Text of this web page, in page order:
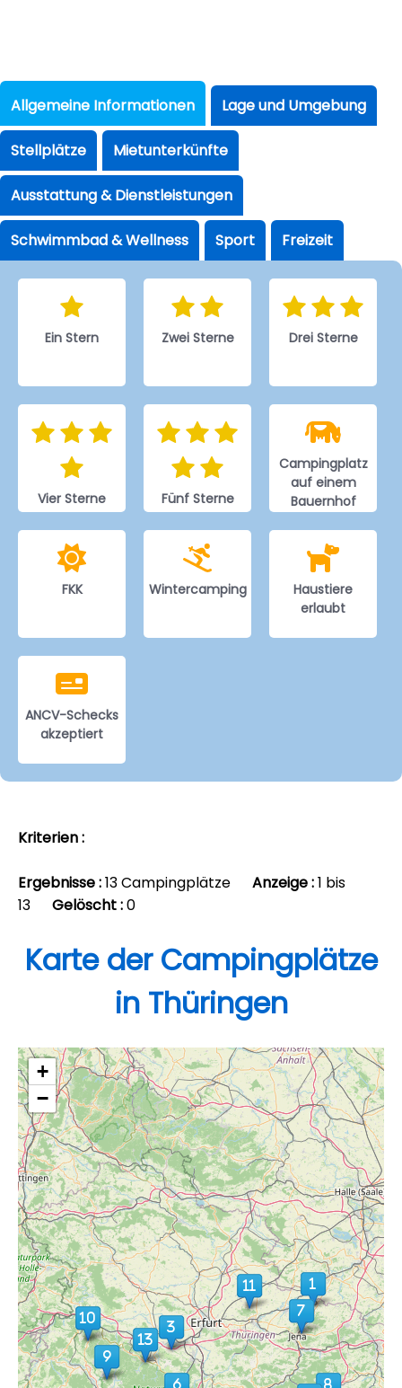
Allgemeine Informationen
Ein Stern Zwei Sterne Drei Sterne
Vier Sterne Fünf Sterne
Campingplatz
auf einem
Bauernhof
FKK Wintercamping
Haustiere
erlaubt
ANCV-Schecks
akzeptiert
Lage und Umgebung
Stellplätze Mietunterkünfte
Ausstattung & Dienstleistungen
Schwimmbad & Wellness Sport Freizeit
Kriterien :
Ergebnisse :13 Campingplätze Anzeige :1 bis
13 Gelöscht :0
Karte der Campingplätze
in Thüringen
+
−